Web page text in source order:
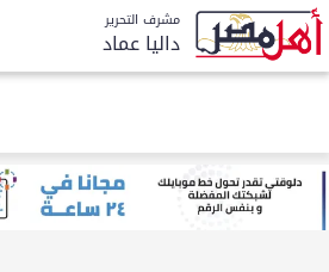
مشرف التحرير
داليا عماد